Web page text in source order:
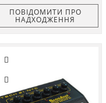
ПОВІДОМИТИ ПРО
НАДХОДЖЕННЯ